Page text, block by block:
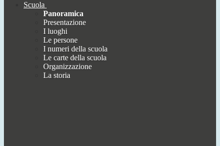
Scuola
Panoramica
Presentazione
I luoghi
Le persone
I numeri della scuola
Le carte della scuola
Organizzazione
La storia